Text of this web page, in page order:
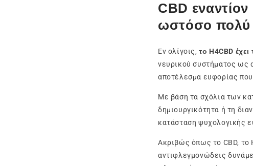
CBD
ωστόσο
Εν ολίγοις,το H4CBD
νευρικού συστήματος ως
αποτέλεσμα ευφορίας
Με βάση τα σχόλια των
δημιουργικότητα ή τη
κατάσταση ψυχολογικής
Ακριβώς όπως το CBD, το
αντιφλεγμονώδεις